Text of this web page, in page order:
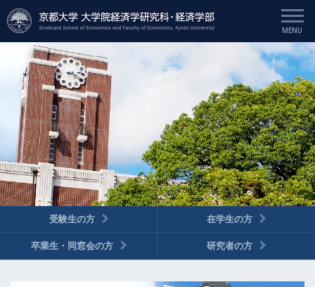
受験生の方 在学生の方
卒業生・同窓会の方 研究者の方